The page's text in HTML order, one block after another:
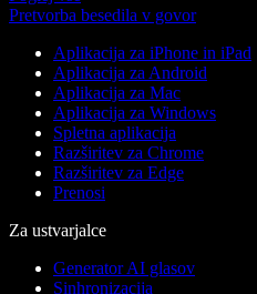
Pretvorba besedila v govor
Aplikacija za iPhone in iPad
Aplikacija za Android
Aplikacija za Mac
Aplikacija za Windows
Spletna aplikacija
Razširitev za Chrome
Razširitev za Edge
Prenosi
Za ustvarjalce
Generator AI glasov
Sinhronizacija